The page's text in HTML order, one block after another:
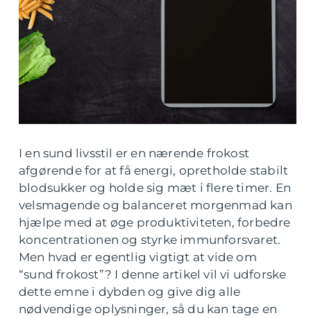
I en sund livsstil er en nærende frokost
afgørende for at få energi, opretholde stabilt
blodsukker og holde sig mæt i flere timer. En
velsmagende og balanceret morgenmad kan
hjælpe med at øge produktiviteten, forbedre
koncentrationen og styrke immunforsvaret.
Men hvad er egentlig vigtigt at vide om
“sund frokost”? I denne artikel vil vi udforske
dette emne i dybden og give dig alle
nødvendige oplysninger, så du kan tage en